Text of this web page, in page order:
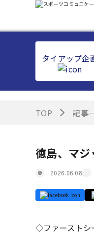
タイアップ企
TOP 記事
徳島、マ
2026.06.08
◇ファーストシ